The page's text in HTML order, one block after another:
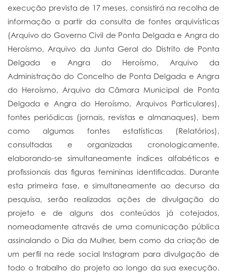
execução prevista de 17 meses, consistirá na recolha de
informação a partir da consulta de fontes arquivísticas
(Arquivo do Governo Civil de Ponta Delgada e Angra do
Heroísmo, Arquivo da Junta Geral do Distrito de Ponta
Delgada e Angra do Heroísmo, Arquivo da
Administração do Concelho de Ponta Delgada e Angra
do Heroísmo, Arquivo da Câmara Municipal de Ponta
Delgada e Angra do Heroísmo, Arquivos Particulares),
fontes periódicas (jornais, revistas e almanaques), bem
como algumas fontes estatísticas (Relatórios),
consultadas e organizadas cronologicamente,
elaborando-se simultaneamente índices alfabéticos e
profissionais das figuras femininas identificadas. Durante
esta primeira fase, e simultaneamente ao decurso da
pesquisa, serão realizadas ações de divulgação do
projeto e de alguns dos conteúdos já cotejados,
nomeadamente através de uma comunicação pública
assinalando o Dia da Mulher, bem como da criação de
um perfil na rede social Instagram para divulgação de
todo o trabalho do projeto ao longo da sua execução.